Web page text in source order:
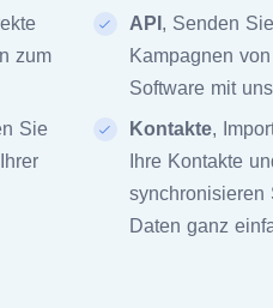
zum
Sie
API , Senden
Kampagnen
Software mit
Kontakte,
Ihre Kontakte
synchronisieren
Daten ganz